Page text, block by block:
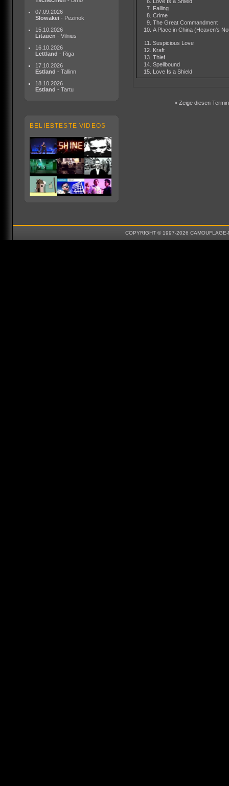
07.09.2026
Slowakei - Pezinok
15.10.2026
Litauen - Vilnius
16.10.2026
Lettland - Riga
17.10.2026
Estland - Tallinn
18.10.2026
Estland - Tartu
BELIEBTESTE VIDEOS
Falling
Crime
The Great Commandment
A Place in China (Heaven's
Suspicious Love
Kraft
Thief
Spellbound
Love Is a Shield
» Zeige diesen
COPYRIGHT © 1997-2026 CAMOUFLAGE-